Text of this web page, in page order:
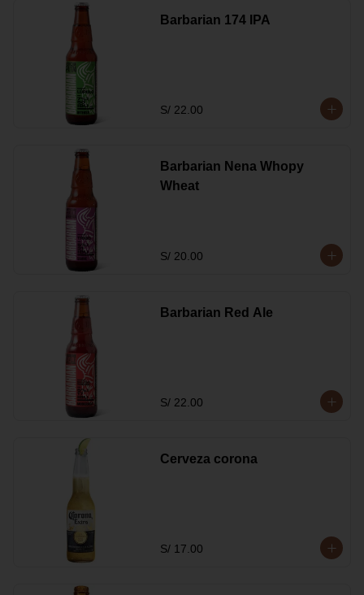
Barbarian 174 IPA
S/ 22.00
Barbarian Nena Whopy
Wheat
S/ 20.00
Barbarian Red Ale
S/ 22.00
Cerveza corona
S/ 17.00